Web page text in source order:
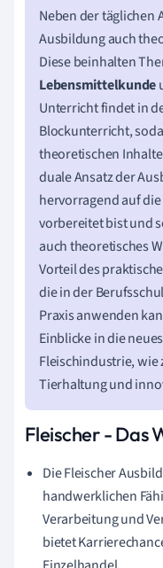
Neben der täglichen
Ausbildung auch
Diese beinhalten
Lebensmittelkunde
Unterricht findet in
Blockunterricht,
theoretischen
duale Ansatz der
hervorragend auf
vorbereitet bist und
auch theoretisches
Vorteil des
die in der
Praxis anwenden
Einblicke in die
Fleischindustrie, wie
Tierhaltung und
Fleischer - Das
Die Fleischer
handwerklichen
Verarbeitung und
bietet